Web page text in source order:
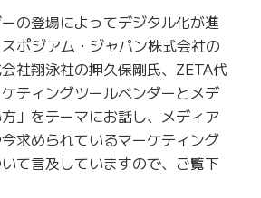
の登場によってデジタル化が進
ポジアム・ジャパン株式会社の
社翔泳社の押久保剛氏、ZETA代
ティングツールベンダーとメデ
」をテーマにお話し、メディア
求められているマーケティング
て言及していますので、ご覧下